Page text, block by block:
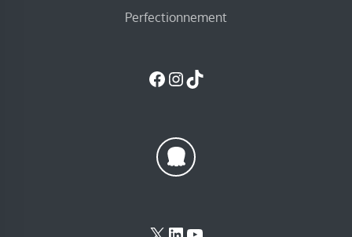
Perfectionnement
Facebook
Instagram
TikTok